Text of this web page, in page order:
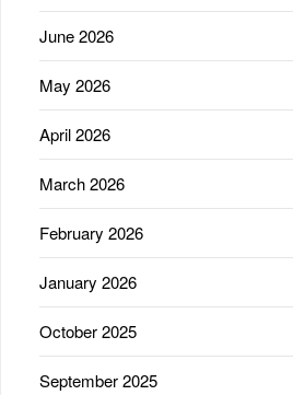
June 2026
May 2026
April 2026
March 2026
February 2026
January 2026
October 2025
September 2025